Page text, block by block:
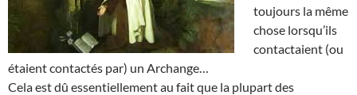
toujours la même
chose lorsqu’ils
contactaient (ou
étaient contactés par) un Archange…
Cela est dû essentiellement au fait que la plupart des